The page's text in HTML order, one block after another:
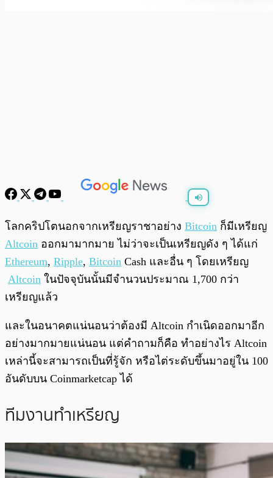
พร้อมเล่น /0:00
โลกคริปโตนอกจากเหรียญราชาอย่าง Bitcoin ก็มีเหรียญ
Altcoin ออกมามากมาย ไม่ว่าจะเป็นเหรียญดัง ๆ ได้แก่
Ethereum, Ripple, Bitcoin Cash และอื่น ๆ โดยเหรียญ
Altcoin ในปัจจุบันนั้นมีจำนวนประมาณ 1,700 กว่า
เหรียญแล้ว
และในอนาคตแน่นอนว่าต้องมี Altcoin กำเนิดออกมาอีก
อย่างมากมายแน่นอน แต่คำถามก็คือ ทำอย่างไร Altcoin
เหล่านี้จะสามารถเป็นที่รู้จัก หรือไต่ระดับขึ้นมาอยู่ใน 100
อันดับบน Coinmarketcap ได้
ทีมงานทำเหรียญ